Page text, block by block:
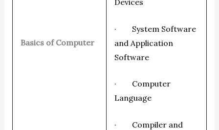
Basics of Computer
· System Software
and Application
Software
· Computer
Language
· Compiler and